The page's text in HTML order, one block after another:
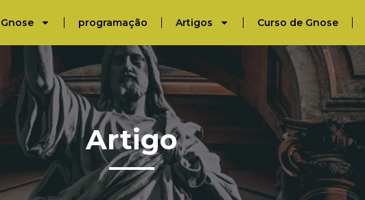
Gnose programação Artigos Curso de Gnose
Artigo